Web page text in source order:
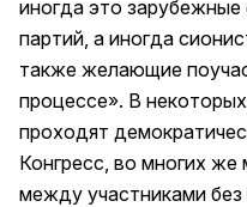
иногда это зарубежные
партий, а иногда
также желающие
процессе». В
проходят
Конгресс, во многих
между участниками